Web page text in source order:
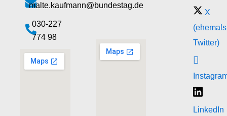
malte.kaufmann@bundestag.de
‭030-227
774 98‬
X
(ehemals
Twitter)
LinkedIn